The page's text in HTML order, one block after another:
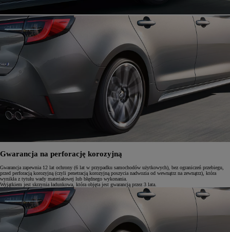
Gwarancja na perforację korozyjną
Gwarancja zapewnia 12 lat ochrony (6 lat w przypadku samochodów użytkowych), bez ograniczeń przebiegu,
przed perforacją korozyjną (czyli penetracją korozyjną poszycia nadwozia od wewnątrz na zewnątrz), która
wynikła z tytułu wady materiałowej lub błędnego wykonania.
Wyjątkiem jest skrzynia ładunkowa, która objęta jest gwarancją przez 3 lata.